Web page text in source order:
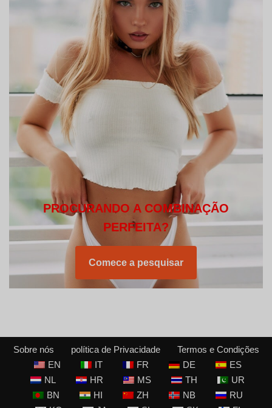
PROCURANDO A COMBINAÇÃO
PERFEITA?
Comece a pesquisar
Sobre nós política de Privacidade
Termos e Condições
EN
IT FR DE
ES
NL
HR MS TH
UR
BN
HI ZH NB
RU